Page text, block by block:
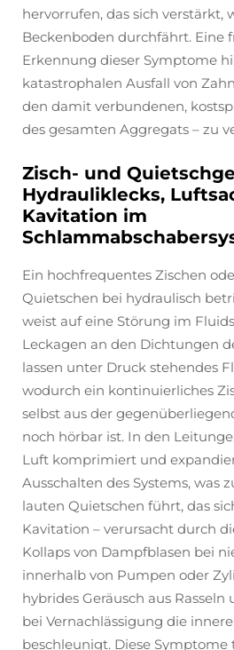
hervorrufen, das sich verstärkt,
Beckenboden durchfährt. Eine
Erkennung dieser Symptome
katastrophalen Ausfall von
den damit verbundenen,
des gesamten Aggregats – zu
Zisch- und
Hydrauliklecks,
Kavitation im
Ein hochfrequentes Zischen
Quietschen bei hydraulisch
weist auf eine Störung im
Leckagen an den Dichtungen
lassen unter Druck stehendes
wodurch ein kontinuierliches
selbst aus der
noch hörbar ist. In den
Luft komprimiert und
Ausschalten des Systems, was
lauten Quietschen führt, das
Kavitation – verursacht durch
Kollaps von Dampfblasen bei
innerhalb von Pumpen oder
hybrides Geräusch aus Rasseln
bei Vernachlässigung die
beschleunigt. Diese